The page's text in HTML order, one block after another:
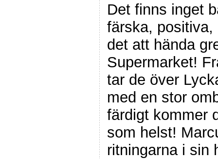
Det finns inget
färska,
det att hända
Supermarket!
tar de över
med en stor
färdigt kommer
som helst!
ritningarna i